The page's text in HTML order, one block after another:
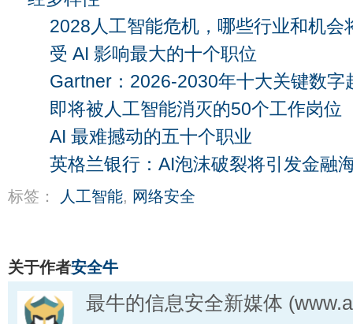
2028人工智能危机，哪些行业和机会
受 AI 影响最大的十个职位
Gartner：2026-2030年十大关键数字
即将被人工智能消灭的50个工作岗位
AI 最难撼动的五十个职业
英格兰银行：AI泡沫破裂将引发金融
标签： 人工智能, 网络安全
关于作者安全牛
最牛的信息安全新媒体